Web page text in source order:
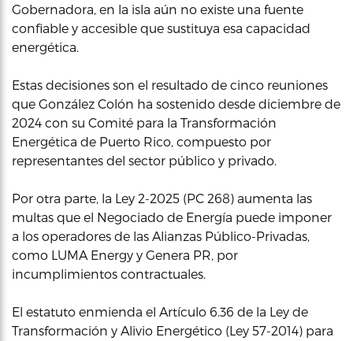
Gobernadora, en la isla aún no existe una fuente
confiable y accesible que sustituya esa capacidad
energética.
Estas decisiones son el resultado de cinco reuniones
que González Colón ha sostenido desde diciembre de
2024 con su Comité para la Transformación
Energética de Puerto Rico, compuesto por
representantes del sector público y privado.
Por otra parte, la Ley 2-2025 (PC 268) aumenta las
multas que el Negociado de Energía puede imponer
a los operadores de las Alianzas Público-Privadas,
como LUMA Energy y Genera PR, por
incumplimientos contractuales.
El estatuto enmienda el Artículo 6.36 de la Ley de
Transformación y Alivio Energético (Ley 57-2014) para